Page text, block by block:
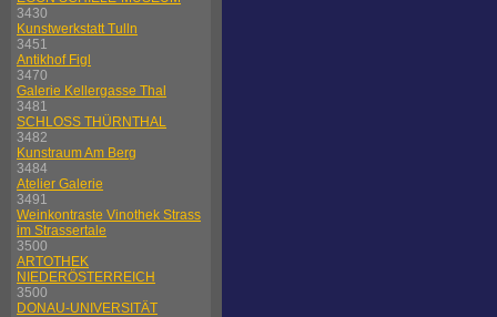
3430
Kunstwerkstatt Tulln
3451
Antikhof Figl
3470
Galerie Kellergasse Thal
3481
SCHLOSS THÜRNTHAL
3482
Kunstraum Am Berg
3484
Atelier Galerie
3491
Weinkontraste Vinothek Strass
im Strassertale
3500
ARTOTHEK
NIEDERÖSTERREICH
3500
DONAU-UNIVERSITÄT